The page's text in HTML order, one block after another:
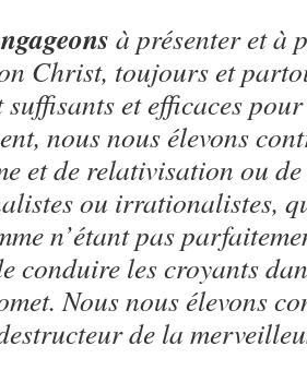
à présenter et à
Christ, toujours et
et efficaces
nous nous élevons
et de relativisation ou
ou irrationalistes,
n’étant pas
conduire les croyants
Nous nous élevons
de la